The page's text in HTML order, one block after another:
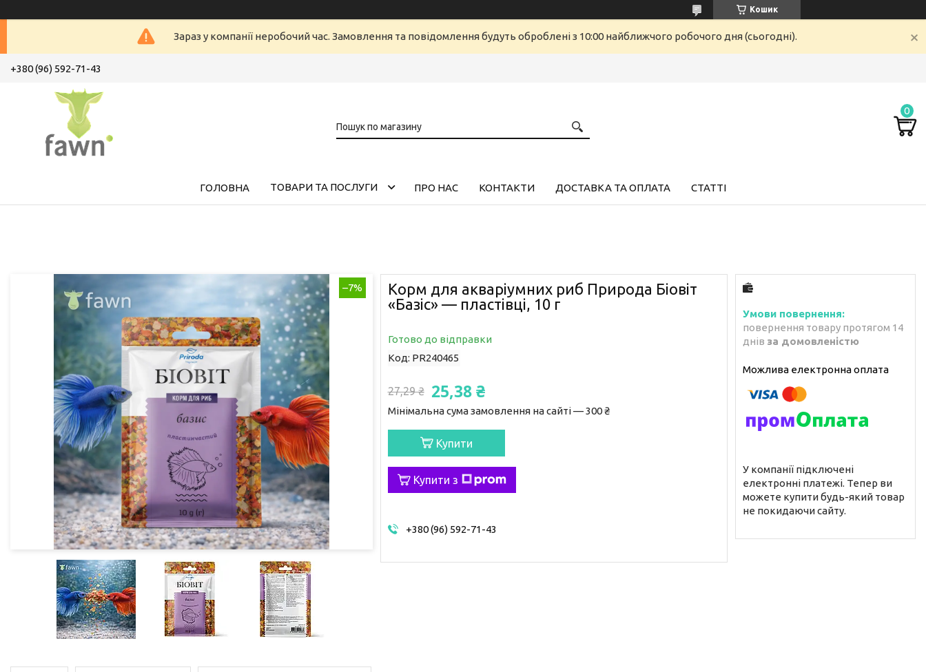
Кошик
Зараз у компанії неробочий час. Замовлення та повідомлення будуть оброблені з 10:00 найближчого робочого дня (сьогодні).
+380 (96) 592-71-43
ГОЛОВНА ТОВАРИ ТА ПОСЛУГИ ПРО НАС КОНТАКТИ ДОСТАВКА ТА ОПЛАТА СТАТТІ
–7%
Корм для акваріумних риб Природа Біовіт
«Базіс» — пластівці, 10 г
Готово до відправки
Код: PR240465
27,29 ₴ 25,38 ₴
Мінімальна сума замовлення на сайті — 300 ₴
Купити
Купити з
+380 (96) 592-71-43
повернення товару протягом 14
днів за домовленістю
У компанії підключені
електронні платежі. Тепер ви
можете купити будь-який товар
не покидаючи сайту.